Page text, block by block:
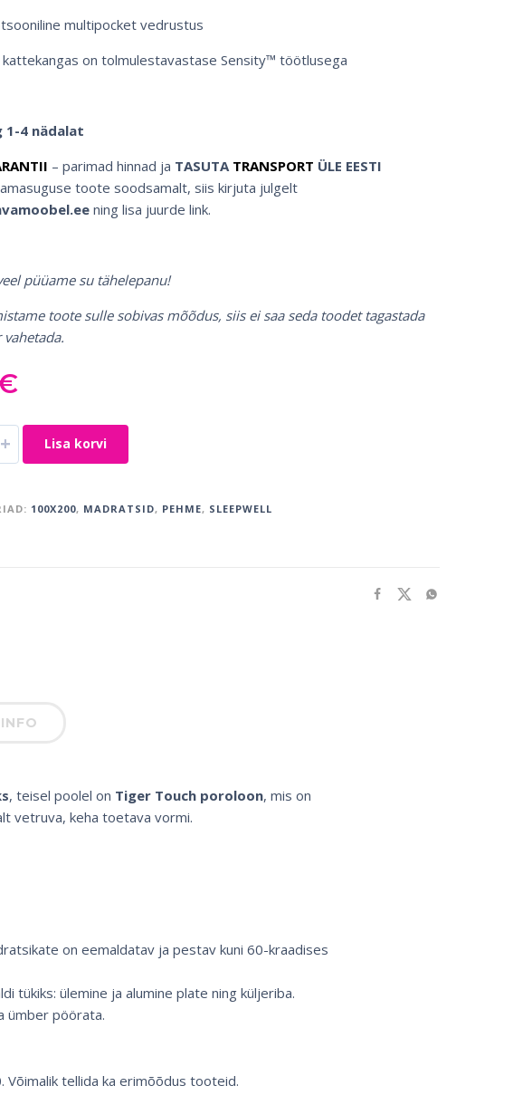
multipocket vedrustus
on tolmulestavastase Sensity™ töötlusega
1-4 nädalat
– parimad hinnad ja TASUTA TRANSPORT ÜLE EESTI
toote soodsamalt, siis kirjuta julgelt
ning lisa juurde link.
püüame su tähelepanu!
toote sulle sobivas mõõdus, siis ei saa seda toodet tagastada
+ Lisa korvi
100X200, MADRATSID, PEHME, SLEEPWELL
, teisel poolel on Tiger Touch poroloon, mis on
vetruva, keha toetava vormi.
on eemaldatav ja pestav kuni 60-kraadises
tükiks: ülemine ja alumine plate ning küljeriba.
ümber pöörata.
tellida ka erimõõdus tooteid.